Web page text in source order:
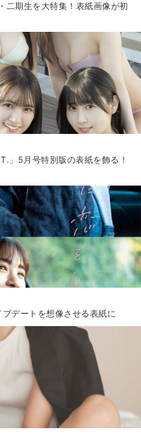
期生を大特集！表紙画像が初
」5月号特別版の表紙を飾る！
デートを想像させる表紙に